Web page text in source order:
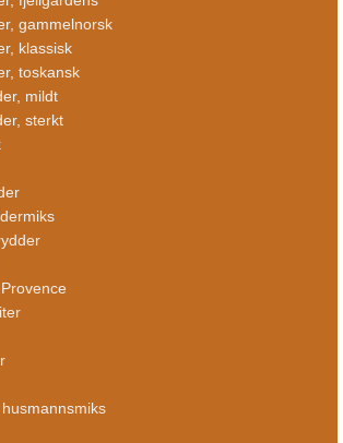
gammelnorsk
klassisk
toskansk
mildt
sterkt